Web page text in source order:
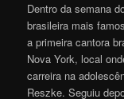
Dentro da semana
brasileira mais
a primeira cantora
Nova York, local
carreira na
Reszke. Seguiu